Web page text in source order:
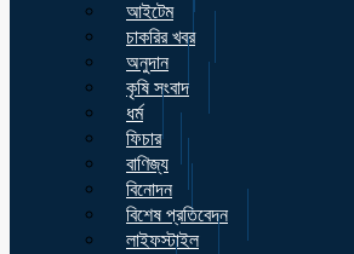
আইটেম
চাকরির খবর
অনুদান
কৃষি সংবাদ
ধর্ম
ফিচার
বাণিজ্য
বিনোদন
বিশেষ প্রতিবেদন
লাইফস্টাইল